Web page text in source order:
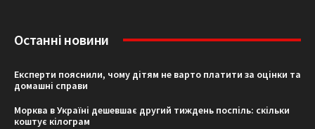
Останні новини
Експерти пояснили, чому дітям не варто платити за оцінки та
домашні справи
Морква в Україні дешевшає другий тиждень поспіль: скільки
коштує кілограм